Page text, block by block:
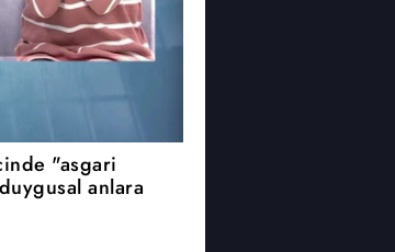
"asgari
anlara